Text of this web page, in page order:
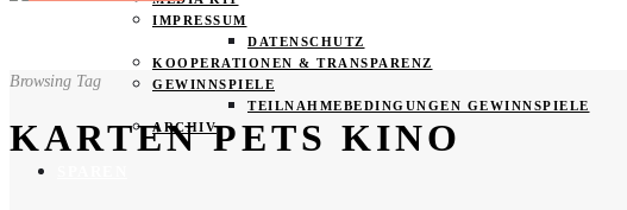
IMPRESSUM
DATENSCHUTZ
KOOPERATIONEN & TRANSPARENZ
GEWINNSPIELE
TEILNAHMEBEDINGUNGEN GEWINNSPIELE
ARCHIV
Browsing Tag
KARTEN PETS KINO